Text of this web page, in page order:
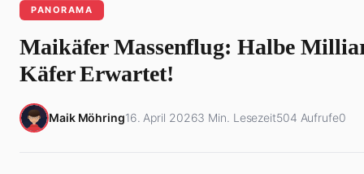
PANORAMA
Maikäfer Massenflug: Halbe
Käfer Erwartet!
Maik Möhring16. April 20263 Min. Lesezeit504 Aufrufe0